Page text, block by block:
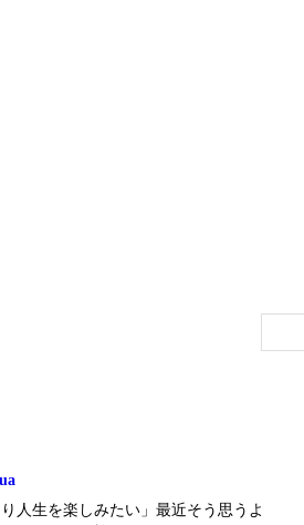
り人生を楽しみたい」最近そう思うよ